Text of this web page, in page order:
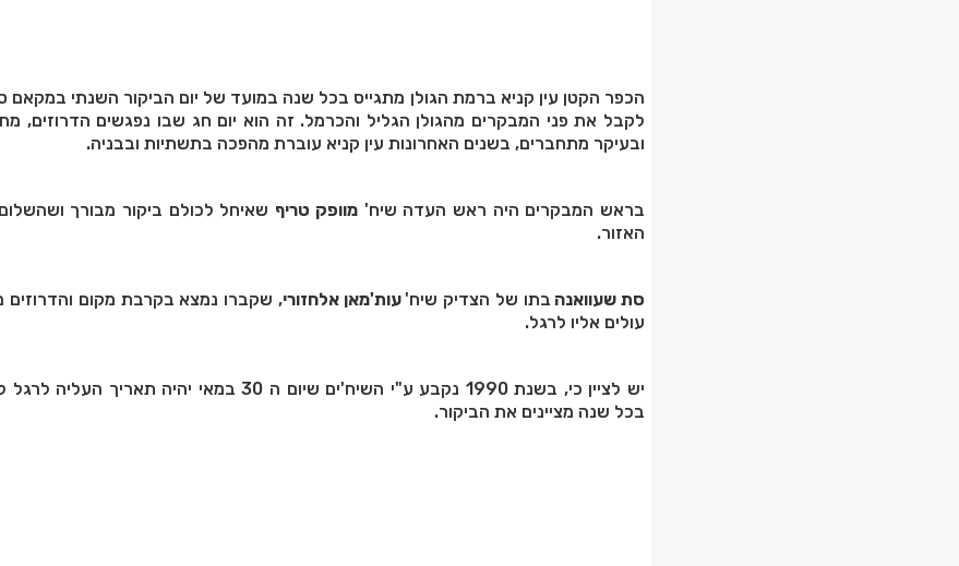
הכפר הקטן עין קניא ברמת הגולן מתגייס בכל שנה במועד של יום הביקור השנתי במקאם
לקבל את פני המבקרים מהגולן הגליל והכרמל. זה הוא יום חג שבו נפגשים הדרוזים,
ובעיקר מתחברים, בשנים האחרונות עין קניא עוברת מהפכה בתשתיות ובבניה.
בראש המבקרים היה ראש העדה שיח'מוופק טריף שאיחל לכולם ביקור מבורך
האזור.
סת שעוואנה בתו של הצדיק שיח'עות'מאן אלחזורי, שקברו נמצא בקרבת מקום והדרוזים
עולים אליו לרגל.
יש לציין כי, בשנת 1990 נקבע ע"י השיח'ים שיום ה 30 במאי יהיה
בכל שנה מציינים את הביקור.